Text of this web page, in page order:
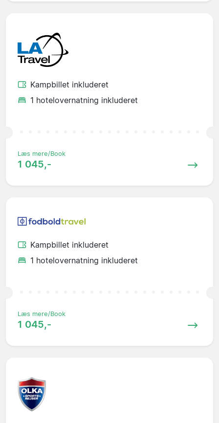
Kampbillet inkluderet
1 hotelovernatning inkluderet
Læs mere/Book
1 045,-
Kampbillet inkluderet
1 hotelovernatning inkluderet
Læs mere/Book
1 045,-